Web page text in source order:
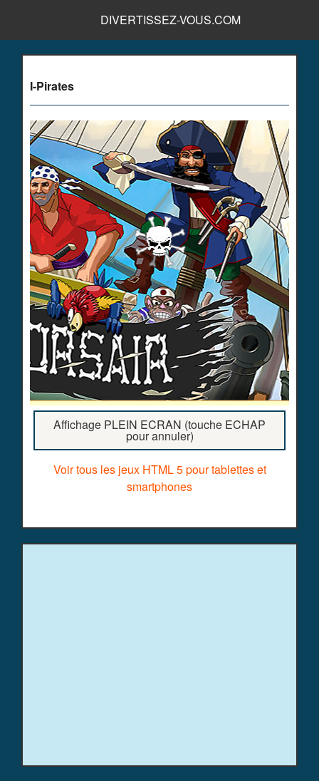
DIVERTISSEZ-VOUS.COM
I-Pirates
Affichage PLEIN ECRAN (touche ECHAP
pour annuler)
Voir tous les jeux HTML 5 pour tablettes et
smartphones